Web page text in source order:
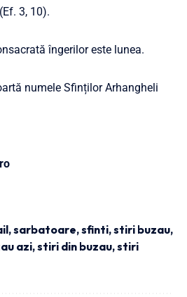
3, 10).
îngerilor este lunea.
numele Sfinților Arhangheli
,sarbatoare,sfinti,stiri buzau,
azi,stiri din buzau,stiri